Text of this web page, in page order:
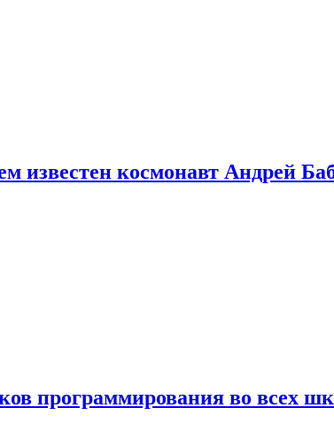
известен космонавт Андрей
программирования во всех